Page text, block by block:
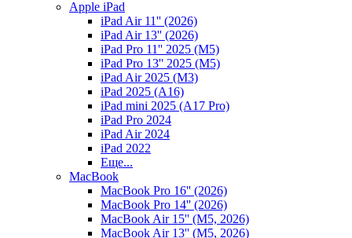
Apple iPad
iPad Air 11'' (2026)
iPad Air 13'' (2026)
iPad Pro 11'' 2025 (M5)
iPad Pro 13'' 2025 (M5)
iPad Air 2025 (M3)
iPad 2025 (A16)
iPad mini 2025 (A17 Pro)
iPad Pro 2024
iPad Air 2024
iPad 2022
Еще...
MacBook
MacBook Pro 16'' (2026)
MacBook Pro 14'' (2026)
MacBook Air 15'' (M5, 2026)
MacBook Air 13'' (M5, 2026)